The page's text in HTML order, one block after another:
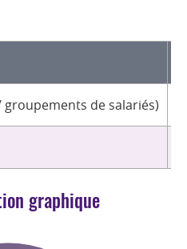
de salariés)
graphique